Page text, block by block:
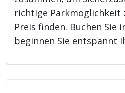
richtige Parkmöglichkeit
Preis finden. Buchen Sie
beginnen Sie entspannt